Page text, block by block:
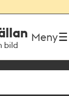
bild
Meny